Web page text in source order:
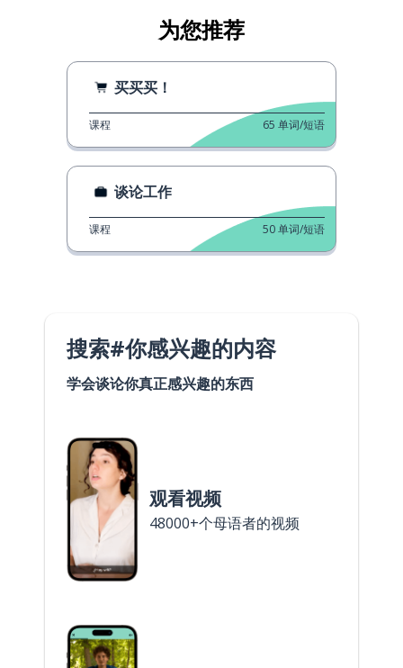
为您推荐
买买买！
课程 65 单词/短语
谈论工作
课程 50单词/短语
搜索#你感兴趣的内容
学会谈论你真正感兴趣的东西
观看视频
48000+个母语者的视频